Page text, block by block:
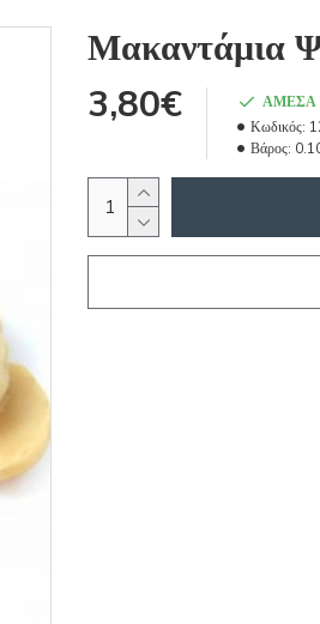
Μακαντάμια
3,80€
ΆΜΕΣΑ
Κωδικός:
Βάρος: